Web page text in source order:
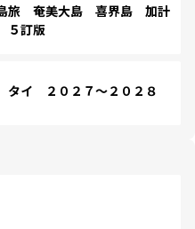
旅 奄美大島 喜界島 加計
５訂版
イ ２０２７～２０２８